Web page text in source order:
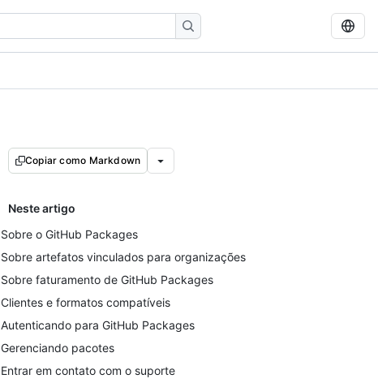
Copiar como Markdown
Neste artigo
Sobre o GitHub Packages
Sobre artefatos vinculados para organizações
Sobre faturamento de GitHub Packages
Clientes e formatos compatíveis
Autenticando para GitHub Packages
Gerenciando pacotes
Entrar em contato com o suporte